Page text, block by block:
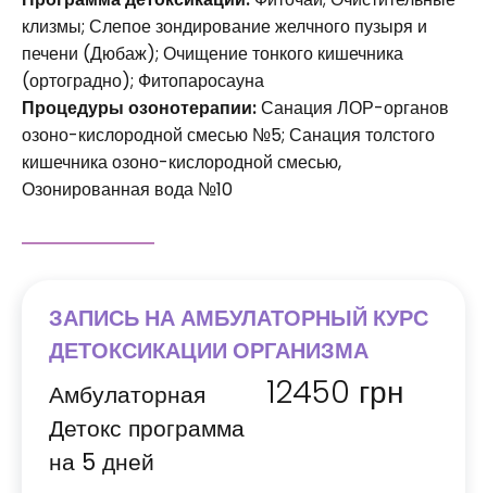
клизмы; Слепое зондирование желчного пузыря и
печени (Дюбаж); Очищение тонкого кишечника
(ортоградно); Фитопаросауна
Процедуры озонотерапии:Санация ЛОР-органов
озоно-кислородной смесью №5; Санация толстого
кишечника озоно-кислородной смесью,
Озонированная вода №10
ЗАПИСЬ НА АМБУЛАТОРНЫЙ КУРС
ДЕТОКСИКАЦИИ ОРГАНИЗМА
Амбулаторная
Детокс программа
на 5 дней
12450 грн